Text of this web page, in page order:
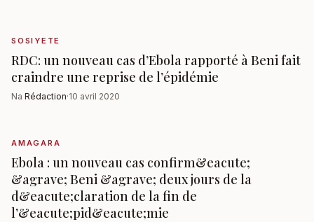
SOSIYETE
RDC: un nouveau cas d’Ebola rapporté à Beni fait
craindre une reprise de l’épidémie
Na Rédaction·10 avril 2020
AMAGARA
Ebola : un nouveau cas confirm&eacute;
&agrave; Beni &agrave; deux jours de la
d&eacute;claration de la fin de
l’&eacute;pid&eacute;mie